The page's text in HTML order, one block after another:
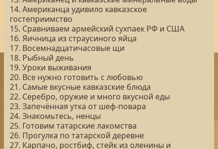
14. Американца удивило кавказское
гостеприимство
15. Сравниваем армейский сухпаек РФ и США
16. Яичница из страусиного яйца
17. Восемнадцатичасовые щи
18. Рыбный день
19. Уроки выживания
20. Все нужно готовить с любовью
21. Самые вкусные кавказские блюда
22. Серебро, оружие и много вкусной еды
23. Запечённая утка от шеф-повара
24. Знакомьтесь, ненцы
25. Готовим татарские лакомства
26. Прогулка по татарской деревне
27. Карпачо, ростбиф, стейк из оленины и